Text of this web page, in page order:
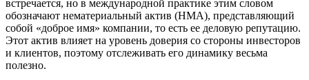
встречается, но в международной практике этим словом
обозначают нематериальный актив (НМА), представляющий
собой «доброе имя» компании, то есть ее деловую репутацию.
Этот актив влияет на уровень доверия со стороны инвесторов
и клиентов, поэтому отслеживать его динамику весьма
полезно.
Белорецк
Белореченск
Белоярский
Бердск